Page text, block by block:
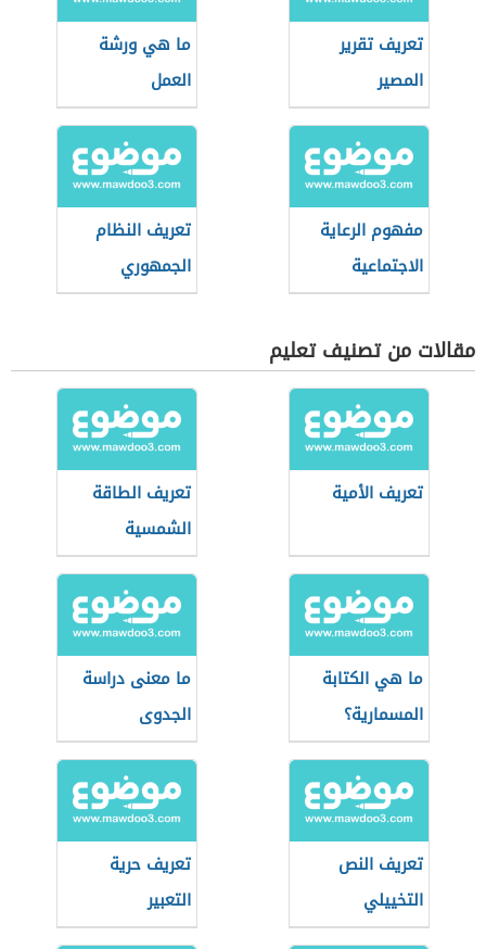
تعريف تقرير
المصير
ما هي ورشة
العمل
مفهوم الرعاية
الاجتماعية
تعريف النظام
الجمهوري
مقالات من تصنيف تعليم
تعريف الأمية
تعريف الطاقة
الشمسية
ما هي الكتابة
المسمارية؟
ما معنى دراسة
الجدوى
تعريف النص
التخييلي
تعريف حرية
التعبير